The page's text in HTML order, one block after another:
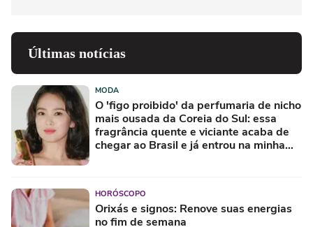
Últimas notícias
MODA
O 'figo proibido' da perfumaria de nicho
mais ousada da Coreia do Sul: essa
fragrância quente e viciante acaba de
chegar ao Brasil e já entrou na minha
HORÓSCOPO
Orixás e signos: Renove suas energias
no fim de semana